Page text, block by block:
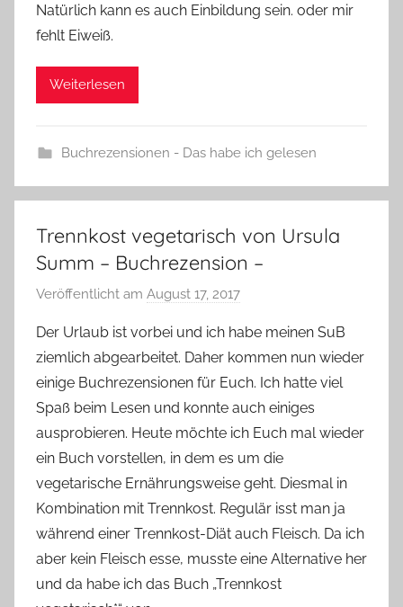
Natürlich kann es auch Einbildung sein. oder mir
fehlt Eiweiß.
Weiterlesen
Buchrezensionen - Das habe ich gelesen
Trennkost vegetarisch von Ursula
Summ – Buchrezension –
Veröffentlicht am August 17, 2017
n
Y
v
o
n
n
e
Der Urlaub ist vorbei und ich habe meinen SuB
ziemlich abgearbeitet. Daher kommen nun wieder
einige Buchrezensionen für Euch. Ich hatte viel
Spaß beim Lesen und konnte auch einiges
ausprobieren. Heute möchte ich Euch mal wieder
ein Buch vorstellen, in dem es um die
vegetarische Ernährungsweise geht. Diesmal in
Kombination mit Trennkost. Regulär isst man ja
während einer Trennkost-Diät auch Fleisch. Da ich
aber kein Fleisch esse, musste eine Alternative her
und da habe ich das Buch „Trennkost